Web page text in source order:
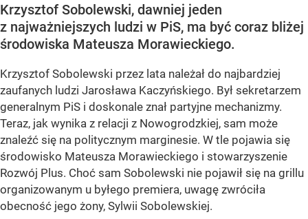
Krzysztof Sobolewski, dawniej jeden
z najważniejszych ludzi w PiS, ma być coraz bliżej
środowiska Mateusza Morawieckiego.
Krzysztof Sobolewski przez lata należał do najbardziej
zaufanych ludzi Jarosława Kaczyńskiego. Był sekretarzem
generalnym PiS i doskonale znał partyjne mechanizmy.
Teraz, jak wynika z relacji z Nowogrodzkiej, sam może
znaleźć się na politycznym marginesie. W tle pojawia się
środowisko Mateusza Morawieckiego i stowarzyszenie
Rozwój Plus. Choć sam Sobolewski nie pojawił się na grillu
organizowanym u byłego premiera, uwagę zwróciła
obecność jego żony, Sylwii Sobolewskiej.